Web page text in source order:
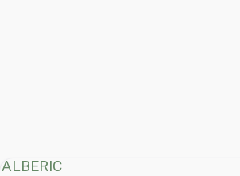
ALBERIC